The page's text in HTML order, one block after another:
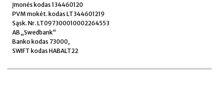
Įmonės kodas 134460120
PVM mokėt. kodas LT344601219
Sąsk. Nr. LT097300010002264553
AB „Swedbank“
Banko kodas 73000,
SWIFT kodas HABALT22